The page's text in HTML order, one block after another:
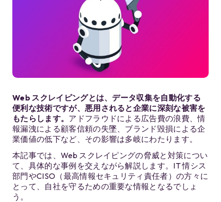
Web スクレイピングとは、データ収集を自動化する
便利な技術ですが、悪用されると企業に深刻な被害を
もたらします。 アドフラウドによる広告費の浪費、情
報漏洩による顧客信頼の失墜、ブランド毀損による企
業価値の低下など、その影響は多岐にわたります。
本記事では、Web スクレイピングの脅威と対策につい
て、具体的な事例を交えながら解説します。IT 情シス
部門やCISO（最高情報セキュリティ責任者）の方々に
とって、自社を守るための重要な情報となるでしょ
う。